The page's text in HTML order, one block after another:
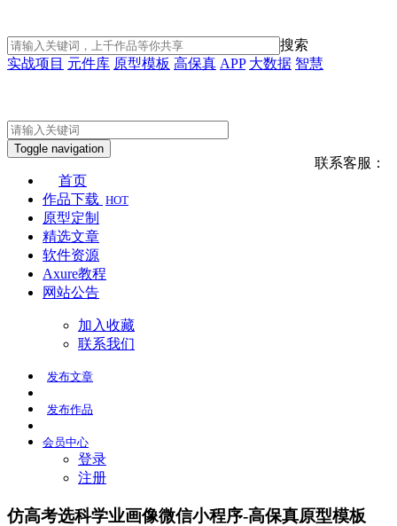
搜索
实战项目 元件库 原型模板 高保真 APP 大数据 智慧
联系客服：
Toggle navigation
首页
作品下载 HOT
原型定制
精选文章
软件资源
Axure教程
网站公告
加入收藏
联系我们
发布文章
发布作品
会员中心
登录
注册
仿高考选科学业画像微信小程序-高保真原型模板